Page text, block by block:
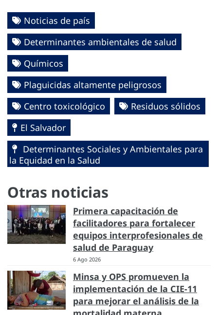
Noticias de país
Determinantes ambientales de salud
Químicos
Plaguicidas altamente peligrosos
Centro toxicológico
Residuos sólidos
El Salvador
Determinantes Sociales y Ambientales para
la Equidad en la Salud
Otras noticias
Primera capacitación de
facilitadores para fortalecer
equipos interprofesionales de
salud de Paraguay
6 Ago 2026
Minsa y OPS promueven la
implementación de la CIE-11
para mejorar el análisis de la